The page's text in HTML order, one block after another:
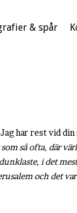
& spår
har rest vid din
så ofta, där
i det mest
och det